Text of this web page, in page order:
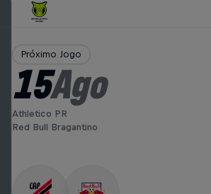
Próximo Jogo
15Ago
Athletico PR
Red Bull Bragantino